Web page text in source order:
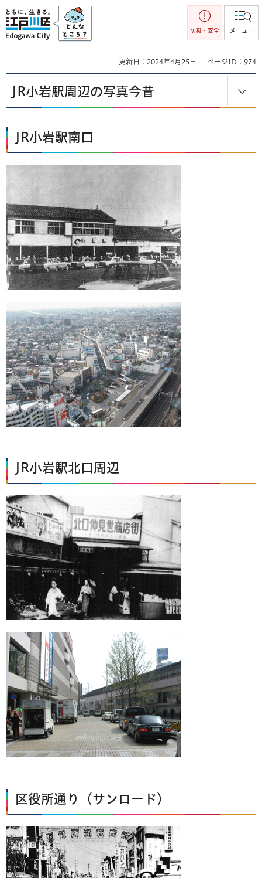
江戸川区
防災・安全 メニュー
更新日：2024年4月25日 ページID：974
JR小岩駅周辺の写真今昔
JR小岩駅南口
JR小岩駅北口周辺
区役所通り（サンロード）